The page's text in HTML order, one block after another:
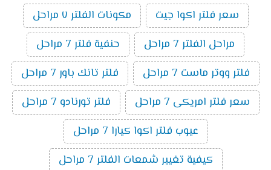
سعر فلتر اكوا جيت
مكونات الفلتر ٧ مراحل
مراحل الفلتر 7 مراحل
حنفية فلتر 7 مراحل
فلتر ووتر ماست 7 مراحل
فلتر تانك باور 7 مراحل
سعر فلتر امريكى 7 مراحل
فلتر تورنادو 7 مراحل
عيوب فلتر اكوا كيارا 7 مراحل
كيفية تغيير شمعات الفلتر 7 مراحل